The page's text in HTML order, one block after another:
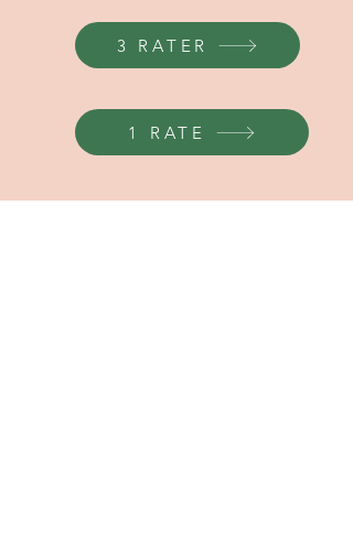
3 RATER
1 RATE